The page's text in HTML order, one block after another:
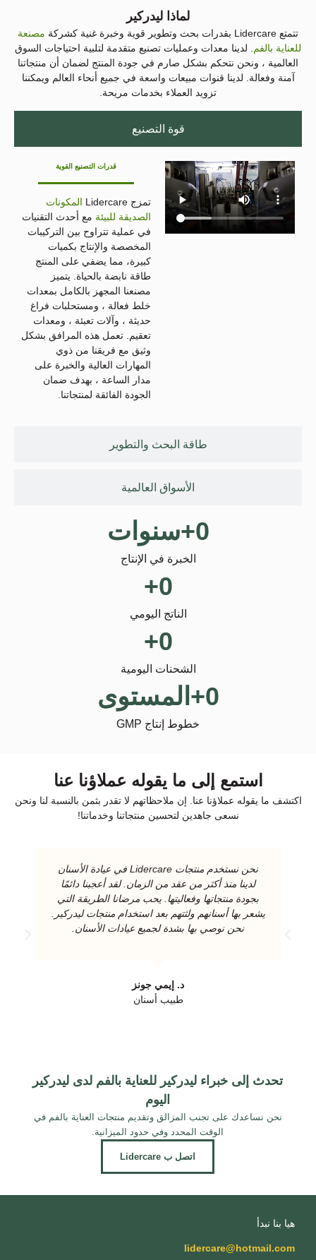
لماذا ليدركير
تتمتع Lidercare بقدرات بحث وتطوير قوية وخبرة غنية كشركة
مصنعة
للعناية بالفم. لدينا معدات وعمليات تصنيع متقدمة لتلبية احتياجات السوق
العالمية ، ونحن نتحكم بشكل صارم في جودة المنتج لضمان أن منتجاتنا
آمنة وفعالة. لدينا قنوات مبيعات واسعة في جميع أنحاء العالم ويمكننا
تزويد العملاء بخدمات مريحة.
قوة التصنيع
طاقة البحث والتطوير
الأسواق العالمية
قدرات التصنيع القوية
تمزج Lidercare
المكونات
الصديقة للبيئة مع أحدث التقنيات
في عملية تتراوح بين التركيبات
المخصصة والإنتاج بكميات
كبيرة، مما يضفي على المنتج
طاقة نابضة بالحياة. يتميز
مصنعنا المجهز بالكامل بمعدات
خلط فعالة ، ومستحلبات فراغ
حديثة ، وآلات تعبئة ، ومعدات
تعقيم. تعمل هذه المرافق بشكل
وثيق مع فريقنا من ذوي
المهارات العالية والخبرة على
مدار الساعة ، بهدف ضمان
الجودة الفائقة لمنتجاتنا.
الخبرة في الإنتاج
0+سنوات
الناتج اليومي
0
+
الشحنات اليومية
0
+
خطوط إنتاج GMP
0+المستوى
استمع إلى ما يقوله عملاؤنا عنا
اكتشف ما يقوله عملاؤنا عنا. إن ملاحظاتهم لا تقدر بثمن بالنسبة لنا ونحن
نسعى جاهدين لتحسين منتجاتنا وخدماتنا!
نحن نستخدم منتجات Lidercare في عيادة الأسنان
لدينا منذ أكثر من عقد من الزمان. لقد أعجبنا دائمًا
بجودة منتجاتها وفعاليتها. يحب مرضانا الطريقة التي
يشعر بها أسنانهم ولثتهم بعد استخدام منتجات ليدركير.
نحن نوصي بها بشدة لجميع عيادات الأسنان.
د. إيمي جونز
طبيب أسنان
تحدث إلى خبراء ليدركير للعناية بالفم لدى ليدركير
اليوم
نحن نساعدك على تجنب المزالق وتقديم منتجات العناية بالفم في
الوقت المحدد وفي حدود الميزانية.
اتصل ب Lidercare
هيا بنا نبدأ
lidercare@hotmail.com